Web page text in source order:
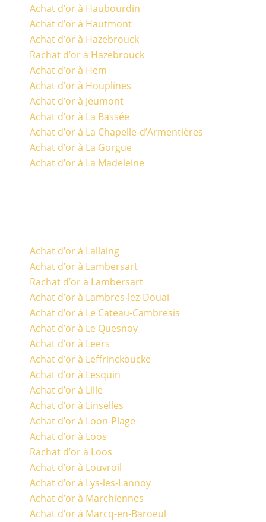
Achat d’or à Haubourdin
Achat d’or à Hautmont
Achat d’or à Hazebrouck
Rachat d’or à Hazebrouck
Achat d’or à Hem
Achat d’or à Houplines
Achat d’or à Jeumont
Achat d’or à La Bassée
Achat d’or à La Chapelle-d’Armentières
Achat d’or à La Gorgue
Achat d’or à La Madeleine
Achat d’or à Lallaing
Achat d’or à Lambersart
Rachat d’or à Lambersart
Achat d’or à Lambres-lez-Douai
Achat d’or à Le Cateau-Cambresis
Achat d’or à Le Quesnoy
Achat d’or à Leers
Achat d’or à Leffrinckoucke
Achat d’or à Lesquin
Achat d’or à Lille
Achat d’or à Linselles
Achat d’or à Loon-Plage
Achat d’or à Loos
Rachat d’or à Loos
Achat d’or à Louvroil
Achat d’or à Lys-les-Lannoy
Achat d’or à Marchiennes
Achat d’or à Marcq-en-Baroeul